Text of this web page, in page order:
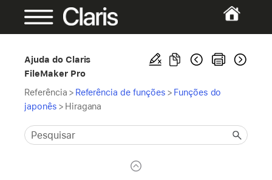
Ajuda do Claris
FileMaker Pro
Referência > Referência de funções > Funções do
japonês > Hiragana